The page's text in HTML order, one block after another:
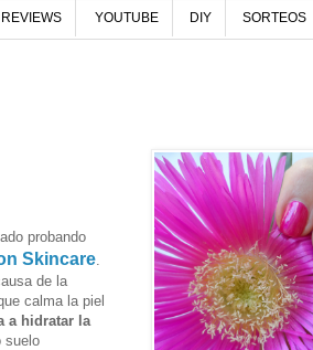
REVIEWS YOUTUBE DIY SORTEOS
probando
Skincare
de la
calma la piel
a hidratar la
suelo